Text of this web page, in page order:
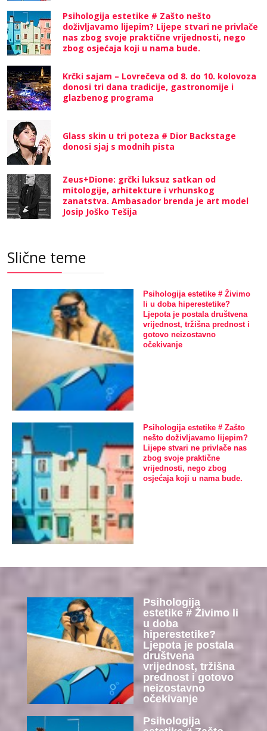
Psihologija estetike # Zašto nešto
doživljavamo lijepim? Lijepe stvari ne privlače
nas zbog svoje praktične vrijednosti, nego
zbog osjećaja koji u nama bude.
Krčki sajam – Lovrečeva od 8. do 10. kolovoza
donosi tri dana tradicije, gastronomije i
glazbenog programa
Glass skin u tri poteza # Dior Backstage
donosi sjaj s modnih pista
Zeus+Dione: grčki luksuz satkan od
mitologije, arhitekture i vrhunskog
zanatstva. Ambasador brenda je art model
Josip Joško Tešija
Slične teme
Psihologija estetike # Živimo
li u doba hiperestetike?
Ljepota je postala društvena
vrijednost, tržišna prednost i
gotovo neizostavno
očekivanje
Psihologija estetike # Zašto
nešto doživljavamo lijepim?
Lijepe stvari ne privlače nas
zbog svoje praktične
vrijednosti, nego zbog
osjećaja koji u nama bude.
Psihologija
estetike # Živimo li
u doba
hiperestetike?
Ljepota je postala
društvena
vrijednost, tržišna
prednost i gotovo
neizostavno
očekivanje
Psihologija